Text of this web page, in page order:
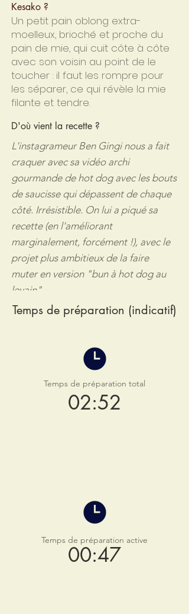
Kesako ?
Un petit pain oblong extra-
moelleux, brioché et proche du
pain de mie, qui cuit côte à côte
avec son voisin au point de le
toucher : il faut les rompre pour
les séparer, ce qui révèle la mie
filante et tendre.
D'où vient la recette ?
L'instagrameur Ben Gingi nous a fait
craquer avec sa vidéo archi
gourmande de hot dog avec les bouts
de saucisse qui dépassent de chaque
côté. Irrésistible. On lui a piqué sa
recette (en l'améliorant
marginalement, forcément !), avec le
projet plus ambitieux de la faire
muter en version "bun à hot dog au
levain"
Temps de préparation (indicatif)
Temps de préparation total
02:52
00:47
Temps de préparation active